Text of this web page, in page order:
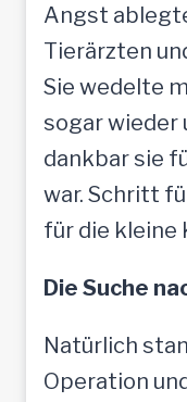
Angst
Tierärzten
Sie wedelte
sogar wieder
dankbar sie
war. Schritt
für die kleine
Die Suche
Natürlich
Operation